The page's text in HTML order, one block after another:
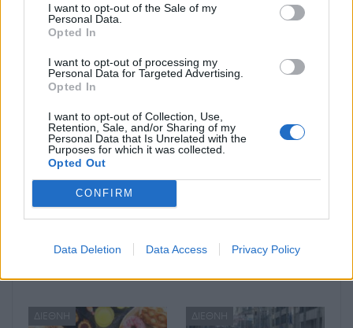
I want to opt-out of the Sale of my
Personal Data.
Opted In
I want to opt-out of processing my
Personal Data for Targeted Advertising.
Opted In
I want to opt-out of Collection, Use,
Retention, Sale, and/or Sharing of my
Personal Data that Is Unrelated with the
Purposes for which it was collected.
Opted Out
CONFIRM
Data Deletion Data Access Privacy Policy
Βασιλική οικογένεια
Πρίγκιπας Ουίλιαμ - Δούκας της Κορνουάλης και του Κέιμπριτζ
ΠΡΟΗΓΟΎΜΕΝΟ ΆΡΘΡΟ
Τσιτσιπάς – Σάκκαρη:
Υποβλήθηκαν σε 169
ελέγχους ντόπινγκ σε
τέσσερα χρόνια
ΕΠΌΜΕΝΟ ΆΡΘΡΟ
Το Ιράν στο επίκεντρο
Μπάιντεν και Χέρτζογκ
ΔΙΕΘΝΉ ΔΙΕΘΝΉ